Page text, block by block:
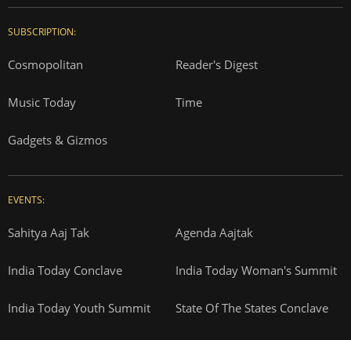
SUBSCRIPTION:
Cosmopolitan Reader's Digest
Music Today Time
Gadgets & Gizmos
EVENTS:
Sahitya Aaj Tak Agenda Aajtak
India Today Conclave India Today Woman's Summit
India Today Youth Summit State Of The States Conclave